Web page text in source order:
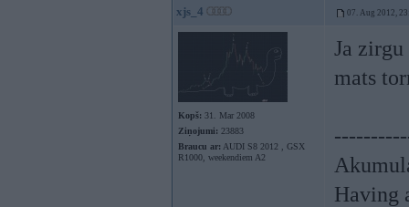
xjs_4 07. Aug 2012,
Kopš: 31. Mar 2008
Ziņojumi: 23883
Braucu ar: AUDI S8 2012 , GSX
R1000, weekendiem A2
Ja
mats
Having